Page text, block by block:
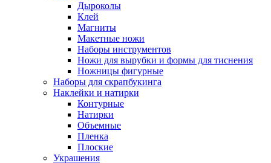
Дыроколы
Клей
Магниты
Макетные ножи
Наборы инструментов
Ножи для вырубки и формы для тиснения
Ножницы фигурные
Наборы для скрапбукинга
Наклейки и натирки
Контурные
Натирки
Объемные
Пленка
Плоские
Украшения